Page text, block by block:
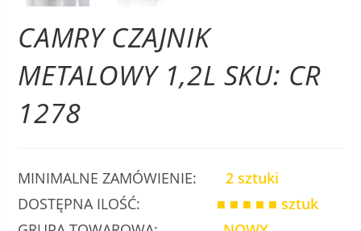
CAMRY CZAJNIK
METALOWY 1,2L SKU: CR
1278
MINIMALNE ZAMÓWIENIE:2 sztuki
DOSTĘPNA ILOŚĆ: ■ ■ ■ ■ ■ sztuk